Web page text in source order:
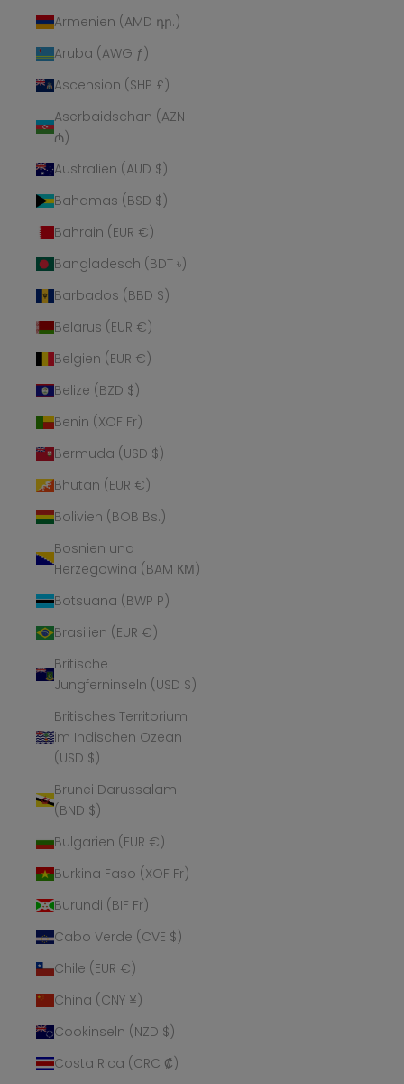
Armenien (AMD դր.)
Aruba (AWG ƒ)
Ascension (SHP £)
Aserbaidschan (AZN
₼)
Australien (AUD $)
Bahamas (BSD $)
Bahrain (EUR €)
Bangladesch (BDT ৳)
Barbados (BBD $)
Belarus (EUR €)
Belgien (EUR €)
Belize (BZD $)
Benin (XOF Fr)
Bermuda (USD $)
Bhutan (EUR €)
Bolivien (BOB Bs.)
Bosnien und
Herzegowina (BAM КМ)
Botsuana (BWP P)
Brasilien (EUR €)
Britische
Jungferninseln (USD $)
Britisches Territorium
im Indischen Ozean
(USD $)
Brunei Darussalam
(BND $)
Bulgarien (EUR €)
Burkina Faso (XOF Fr)
Burundi (BIF Fr)
Cabo Verde (CVE $)
Chile (EUR €)
China (CNY ¥)
Cookinseln (NZD $)
Costa Rica (CRC ₡)